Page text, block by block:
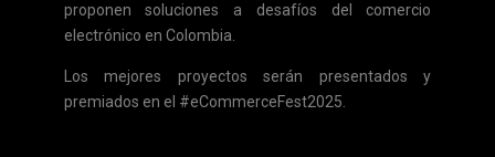
proponen soluciones a desafíos del comercio
electrónico en Colombia.
Los mejores proyectos serán presentados y
premiados en el #eCommerceFest2025.